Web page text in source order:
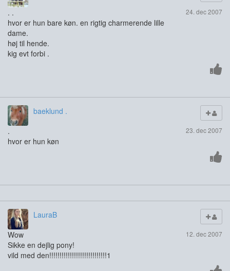
24. dec 2007
. .
hvor er hun bare køn. en rigtig charmerende lille
dame.
høj til hende.
kig evt forbi .
baeklund .
23. dec 2007
.
hvor er hun køn
LauraB
12. dec 2007
Wow
Sikke en dejlig pony!
vild med den!!!!!!!!!!!!!!!!!!!!!!!!!!!!1